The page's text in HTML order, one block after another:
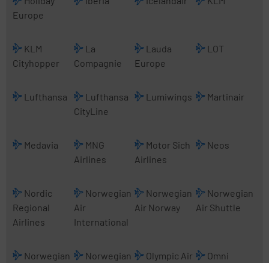
Europe
KLM
Cityhopper
La
Compagnie
Lauda
Europe
LOT
Lufthansa
Lufthansa
CityLine
Lumiwings Martinair
Medavia
MNG
Airlines
Motor Sich
Airlines
Neos
Nordic
Regional
Airlines
Norwegian
Air
International
Norwegian
Air Norway
Norwegian
Air Shuttle
Norwegian
Norwegian
Olympic Air
Omni